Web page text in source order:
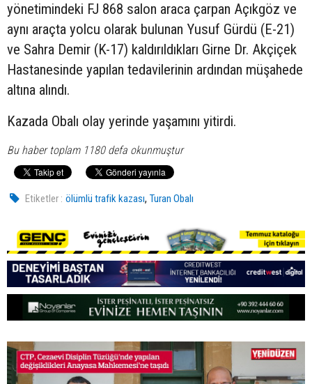
yönetimindeki FJ 868 salon araca çarpan Açıkgöz ve
aynı araçta yolcu olarak bulunan Yusuf Gürdü (E-21)
ve Sahra Demir (K-17) kaldırıldıkları Girne Dr. Akçiçek
Hastanesinde yapılan tedavilerinin ardından müşahede
altına alındı.
Kazada Obalı olay yerinde yaşamını yitirdi.
Bu haber toplam 1180 defa okunmuştur
Etiketler : ölümlü trafik kazası,Turan Obalı